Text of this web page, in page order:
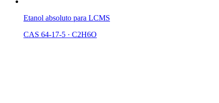
Etanol absoluto para LCMS
CAS 64-17-5 · C2H6O